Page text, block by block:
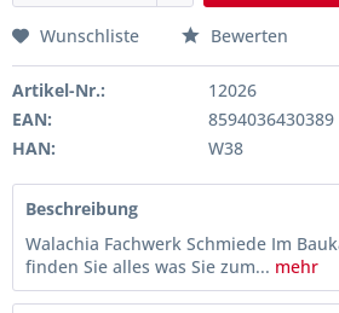
Wunschliste Bewerten
Artikel-Nr.:
12026
EAN:
8594036430389
HAN:
W38
Beschreibung
Walachia Fachwerk Schmiede Im
finden Sie alles was Sie zum... mehr